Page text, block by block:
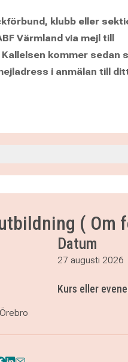
klubb eller
Värmland via mejl till
Kallelsen kommer sedan
i anmälan till
( Om
Datum
27 augusti 2026
Kurs eller